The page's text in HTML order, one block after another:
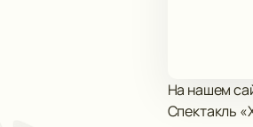
На нашем
Спектакль